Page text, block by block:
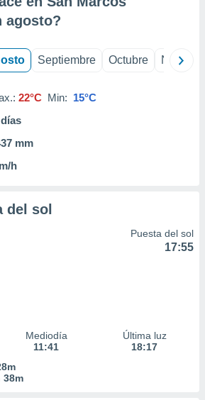
agosto?
Septiembre Octubre
22°C Min: 15°C
días
mm
h
del sol
Puesta del sol
17:55
Mediodía
11:41
Última luz
18:17
38m